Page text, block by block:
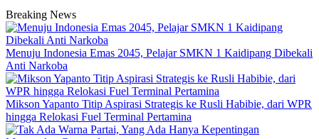
Breaking News
Menuju Indonesia Emas 2045, Pelajar SMKN 1 Kaidipang Dibekali
Anti Narkoba
Mikson Yapanto Titip Aspirasi Strategis ke Rusli Habibie, dari WPR
hingga Relokasi Fuel Terminal Pertamina